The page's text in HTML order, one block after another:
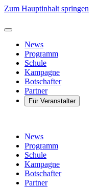
Zum Hauptinhalt springen
News
Programm
Schule
Kampagne
Botschafter
Partner
Für Veranstalter
News
Programm
Schule
Kampagne
Botschafter
Partner